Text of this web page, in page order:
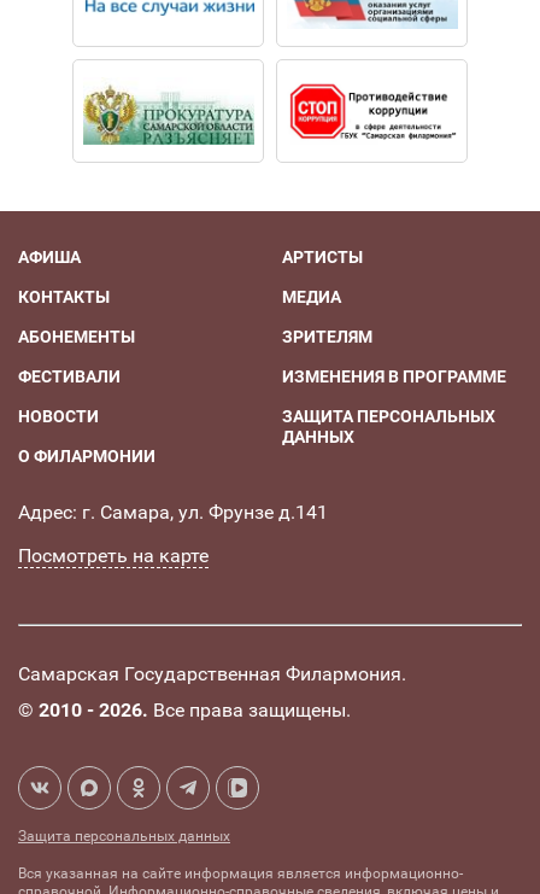
АФИША
КОНТАКТЫ
АБОНЕМЕНТЫ
ФЕСТИВАЛИ
НОВОСТИ
О ФИЛАРМОНИИ
АРТИСТЫ
МЕДИА
ЗРИТЕЛЯМ
ИЗМЕНЕНИЯ В ПРОГРАММЕ
ЗАЩИТА ПЕРСОНАЛЬНЫХ
ДАННЫХ
Адрес: г. Самара, ул. Фрунзе д.141
Посмотреть на карте
Самарская Государственная Филармония.
© 2010 - 2026. Все права защищены.
Защита персональных данных
Вся указанная на сайте информация является информационно-